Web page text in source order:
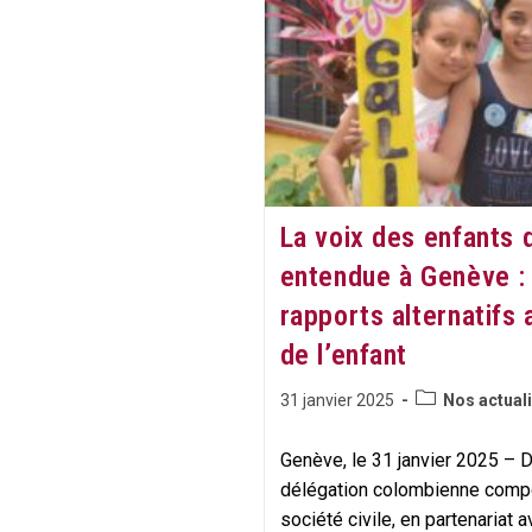
De
La
Conférence
Romande
Au
Palais
Fédéral​
La voix des enfants
entendue à Genève
rapports alternatifs
de l’enfant
Publication
31 janvier 2025
PostNos
Genève, le 31 janvier 2025 –
délégation colombienne
société civile, en partenariat